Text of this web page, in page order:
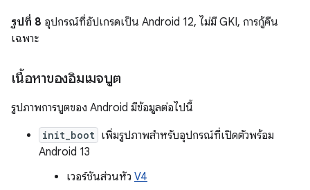
รูปที่ 8 อุปกรณ์ที่อัปเกรดเป็น Android 12, ไม่มี GKI, การกู้คืน
เฉพาะ
เนื้อหาของอิมเมจบูต
รูปภาพการบูตของ Android มีข้อมูลต่อไปนี้
init_boot เพิ่มรูปภาพสำหรับอุปกรณ์ที่เปิดตัวพร้อม
Android 13
เวอร์ชันส่วนหัว V4